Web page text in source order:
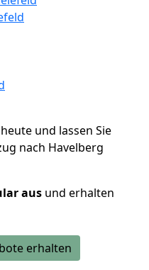
und lassen Sie
nach Havelberg
aus und erhalten
erhalten